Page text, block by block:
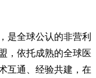
是全球公认的非营利
，依托成熟的全球医
互通、经验共建，在